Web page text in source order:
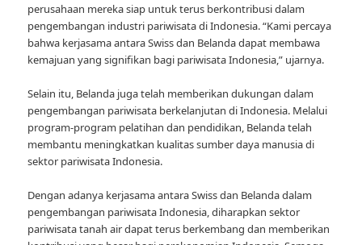
perusahaan mereka siap untuk terus berkontribusi dalam
pengembangan industri pariwisata di Indonesia. “Kami percaya
bahwa kerjasama antara Swiss dan Belanda dapat membawa
kemajuan yang signifikan bagi pariwisata Indonesia,” ujarnya.
Selain itu, Belanda juga telah memberikan dukungan dalam
pengembangan pariwisata berkelanjutan di Indonesia. Melalui
program-program pelatihan dan pendidikan, Belanda telah
membantu meningkatkan kualitas sumber daya manusia di
sektor pariwisata Indonesia.
Dengan adanya kerjasama antara Swiss dan Belanda dalam
pengembangan pariwisata Indonesia, diharapkan sektor
pariwisata tanah air dapat terus berkembang dan memberikan